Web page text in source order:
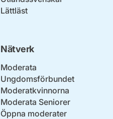
Lättläst
Nätverk
Moderata
Ungdomsförbundet
Moderatkvinnorna
Moderata Seniorer
Öppna moderater